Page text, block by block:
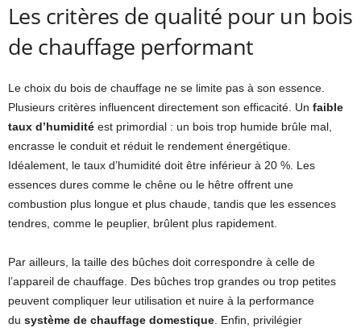
Les critères de qualité pour un bois
de chauffage performant
Le choix du bois de chauffage ne se limite pas à son essence.
Plusieurs critères influencent directement son efficacité. Un faible
taux d’humidité est primordial : un bois trop humide brûle mal,
encrasse le conduit et réduit le rendement énergétique.
Idéalement, le taux d’humidité doit être inférieur à 20 %. Les
essences dures comme le chêne ou le hêtre offrent une
combustion plus longue et plus chaude, tandis que les essences
tendres, comme le peuplier, brûlent plus rapidement.
Par ailleurs, la taille des bûches doit correspondre à celle de
l’appareil de chauffage. Des bûches trop grandes ou trop petites
peuvent compliquer leur utilisation et nuire à la performance
du système de chauffage domestique. Enfin, privilégier